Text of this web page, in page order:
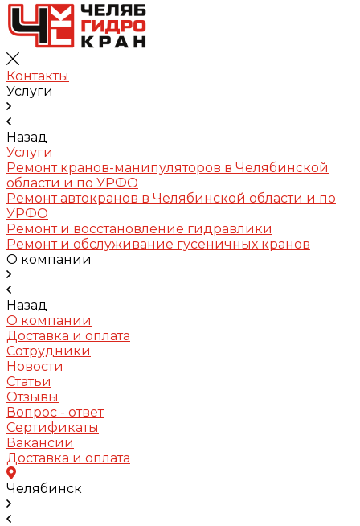
Контакты
Услуги
Назад
Услуги
Ремонт кранов-манипуляторов в Челябинской
области и по УРФО
Ремонт автокранов в Челябинской области и по
УРФО
Ремонт и восстановление гидравлики
Ремонт и обслуживание гусеничных кранов
О компании
Назад
О компании
Доставка и оплата
Сотрудники
Новости
Статьи
Отзывы
Вопрос - ответ
Сертификаты
Вакансии
Доставка и оплата
Челябинск